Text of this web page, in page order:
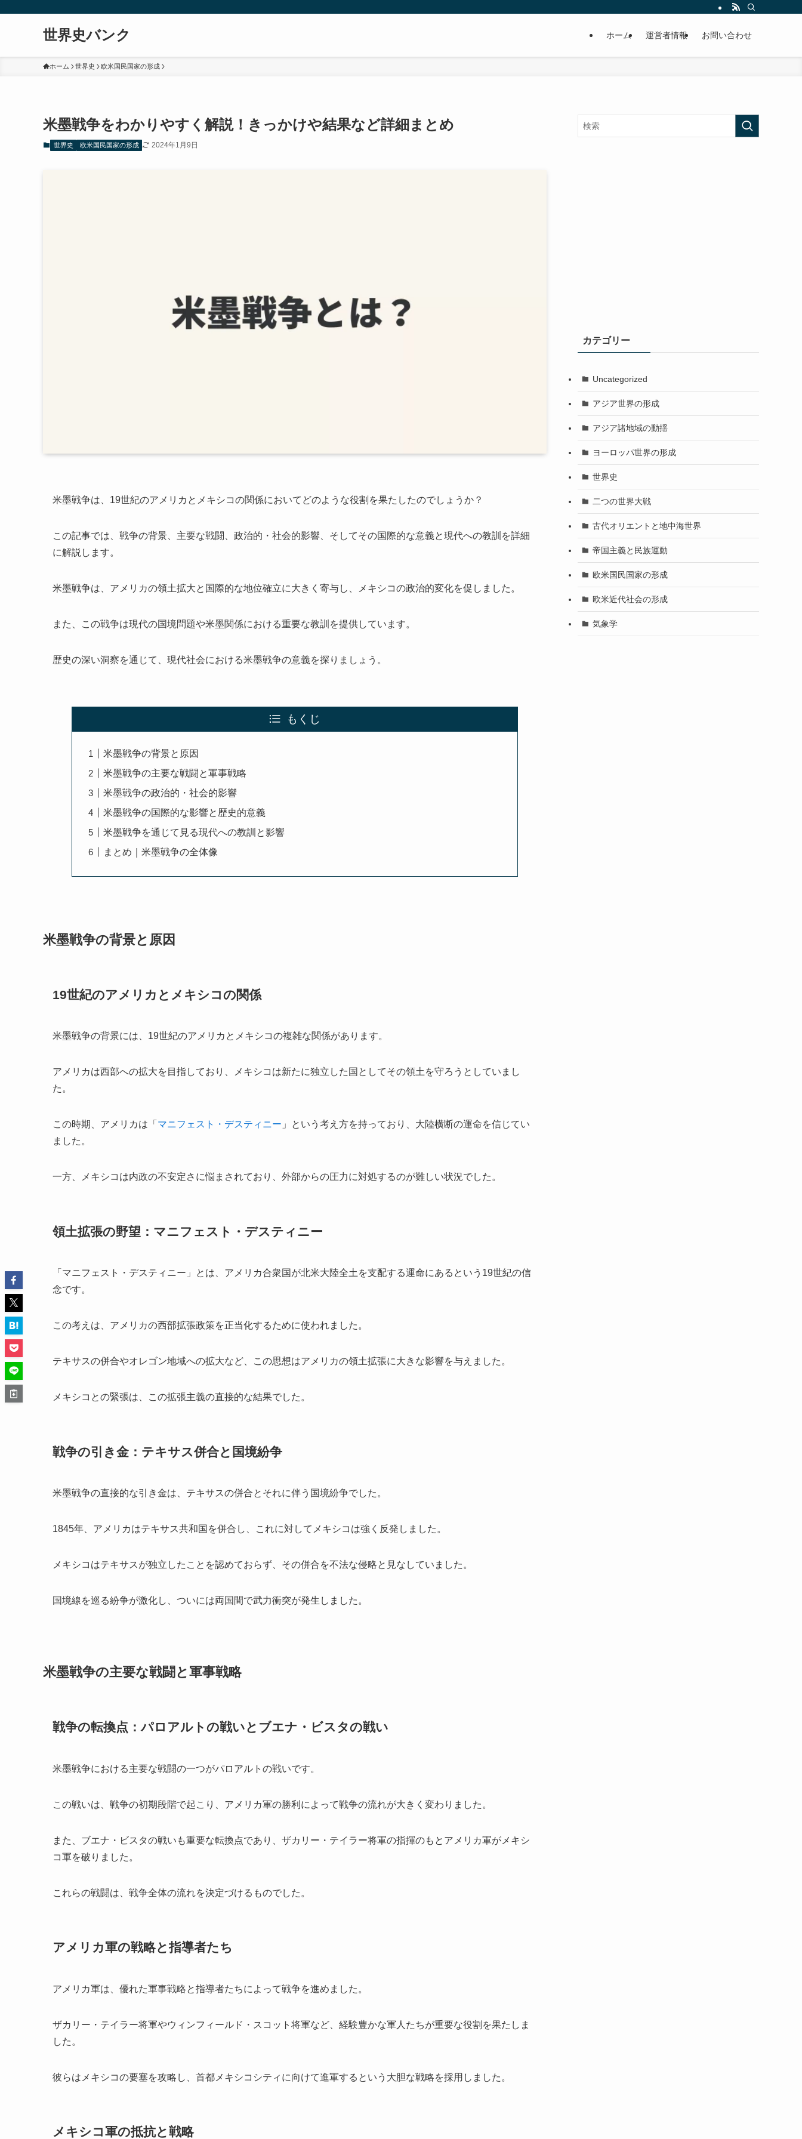
世界史バンク ホーム 運営者情報 お問い合わせ
ホーム 世界史 欧米国民国家の形成
米墨戦争をわかりやすく解説！きっかけや結果など詳細まとめ
世界史 欧米国民国家の形成 2024年1月9日
米墨戦争は、19世紀のアメリカとメキシコの関係においてどのような役割を果たしたのでしょうか？
この記事では、戦争の背景、主要な戦闘、政治的・社会的影響、そしてその国際的な意義と現代への教訓を詳細
に解説します。
米墨戦争は、アメリカの領土拡大と国際的な地位確立に大きく寄与し、メキシコの政治的変化を促しました。
また、この戦争は現代の国境問題や米墨関係における重要な教訓を提供しています。
歴史の深い洞察を通じて、現代社会における米墨戦争の意義を探りましょう。
もくじ
米墨戦争の背景と原因
米墨戦争の主要な戦闘と軍事戦略
米墨戦争の政治的・社会的影響
米墨戦争の国際的な影響と歴史的意義
米墨戦争を通じて見る現代への教訓と影響
まとめ｜米墨戦争の全体像
米墨戦争の背景と原因
19世紀のアメリカとメキシコの関係
米墨戦争の背景には、19世紀のアメリカとメキシコの複雑な関係があります。
アメリカは西部への拡大を目指しており、メキシコは新たに独立した国としてその領土を守ろうとしていまし
た。
この時期、アメリカは「 マニフェスト・デスティニー 」という考え方を持っており、大陸横断の運命を信じてい
ました。
一方、メキシコは内政の不安定さに悩まされており、外部からの圧力に対処するのが難しい状況でした。
領土拡張の野望：マニフェスト・デスティニー
「マニフェスト・デスティニー」とは、アメリカ合衆国が北米大陸全土を支配する運命にあるという19世紀の信
念です。
この考えは、アメリカの西部拡張政策を正当化するために使われました。
テキサスの併合やオレゴン地域への拡大など、この思想はアメリカの領土拡張に大きな影響を与えました。
メキシコとの緊張は、この拡張主義の直接的な結果でした。
戦争の引き金：テキサス併合と国境紛争
米墨戦争の直接的な引き金は、テキサスの併合とそれに伴う国境紛争でした。
1845年、アメリカはテキサス共和国を併合し、これに対してメキシコは強く反発しました。
メキシコはテキサスが独立したことを認めておらず、その併合を不法な侵略と見なしていました。
国境線を巡る紛争が激化し、ついには両国間で武力衝突が発生しました。
米墨戦争の主要な戦闘と軍事戦略
戦争の転換点：パロアルトの戦いとブエナ・ビスタの戦い
米墨戦争における主要な戦闘の一つがパロアルトの戦いです。
この戦いは、戦争の初期段階で起こり、アメリカ軍の勝利によって戦争の流れが大きく変わりました。
また、ブエナ・ビスタの戦いも重要な転換点であり、ザカリー・テイラー将軍の指揮のもとアメリカ軍がメキシ
コ軍を破りました。
これらの戦闘は、戦争全体の流れを決定づけるものでした。
アメリカ軍の戦略と指導者たち
アメリカ軍は、優れた軍事戦略と指導者たちによって戦争を進めました。
ザカリー・テイラー将軍やウィンフィールド・スコット将軍など、経験豊かな軍人たちが重要な役割を果たしま
した。
彼らはメキシコの要塞を攻略し、首都メキシコシティに向けて進軍するという大胆な戦略を採用しました。
メキシコ軍の抵抗と戦略
カテゴリー
Uncategorized
アジア世界の形成
アジア諸地域の動揺
ヨーロッパ世界の形成
世界史
二つの世界大戦
古代オリエントと地中海世界
帝国主義と民族運動
欧米国民国家の形成
欧米近代社会の形成
気象学